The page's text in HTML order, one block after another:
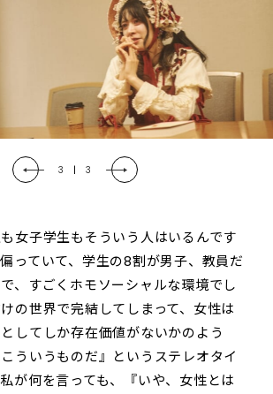
3 | 3
女子学生もそういう人はいるんです
っていて、学生の8割が男子、教員だ
、すごくホモソーシャルな環境でし
の世界で完結してしまって、女性は
してしか存在価値がないかのよう
ういうものだ』というステレオタイ
が何を言っても、『いや、女性とは